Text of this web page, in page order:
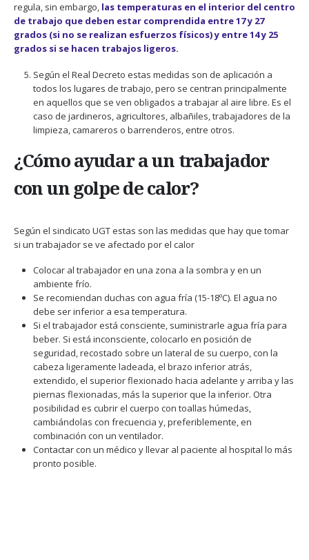
regula, sin embargo, las temperaturas en el interior del centro
de trabajo que deben estar comprendida entre 17 y 27
grados (si no se realizan esfuerzos físicos) y entre 14 y 25
grados si se hacen trabajos ligeros.
Según el Real Decreto estas medidas son de aplicación a
todos los lugares de trabajo, pero se centran principalmente
en aquellos que se ven obligados a trabajar al aire libre. Es el
caso de jardineros, agricultores, albañiles, trabajadores de la
limpieza, camareros o barrenderos, entre otros.
¿Cómo ayudar a un trabajador
con un golpe de calor?
Según el sindicato UGT estas son las medidas que hay que tomar
si un trabajador se ve afectado por el calor
Colocar al trabajador en una zona a la sombra y en un
ambiente frío.
Se recomiendan duchas con agua fría (15-18ºC). El agua no
debe ser inferior a esa temperatura.
Si el trabajador está consciente, suministrarle agua fría para
beber. Si está inconsciente, colocarlo en posición de
seguridad, recostado sobre un lateral de su cuerpo, con la
cabeza ligeramente ladeada, el brazo inferior atrás,
extendido, el superior flexionado hacia adelante y arriba y las
piernas flexionadas, más la superior que la inferior. Otra
posibilidad es cubrir el cuerpo con toallas húmedas,
cambiándolas con frecuencia y, preferiblemente, en
combinación con un ventilador.
Contactar con un médico y llevar al paciente al hospital lo más
pronto posible.